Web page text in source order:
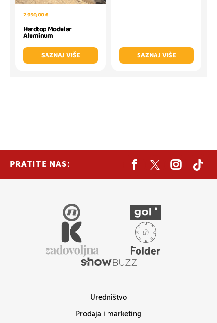
2.950,00 €
Hardtop Modular
Aluminum
SAZNAJ VIŠE
SAZNAJ VIŠE
PRATITE NAS:
Uredništvo
Prodaja i marketing